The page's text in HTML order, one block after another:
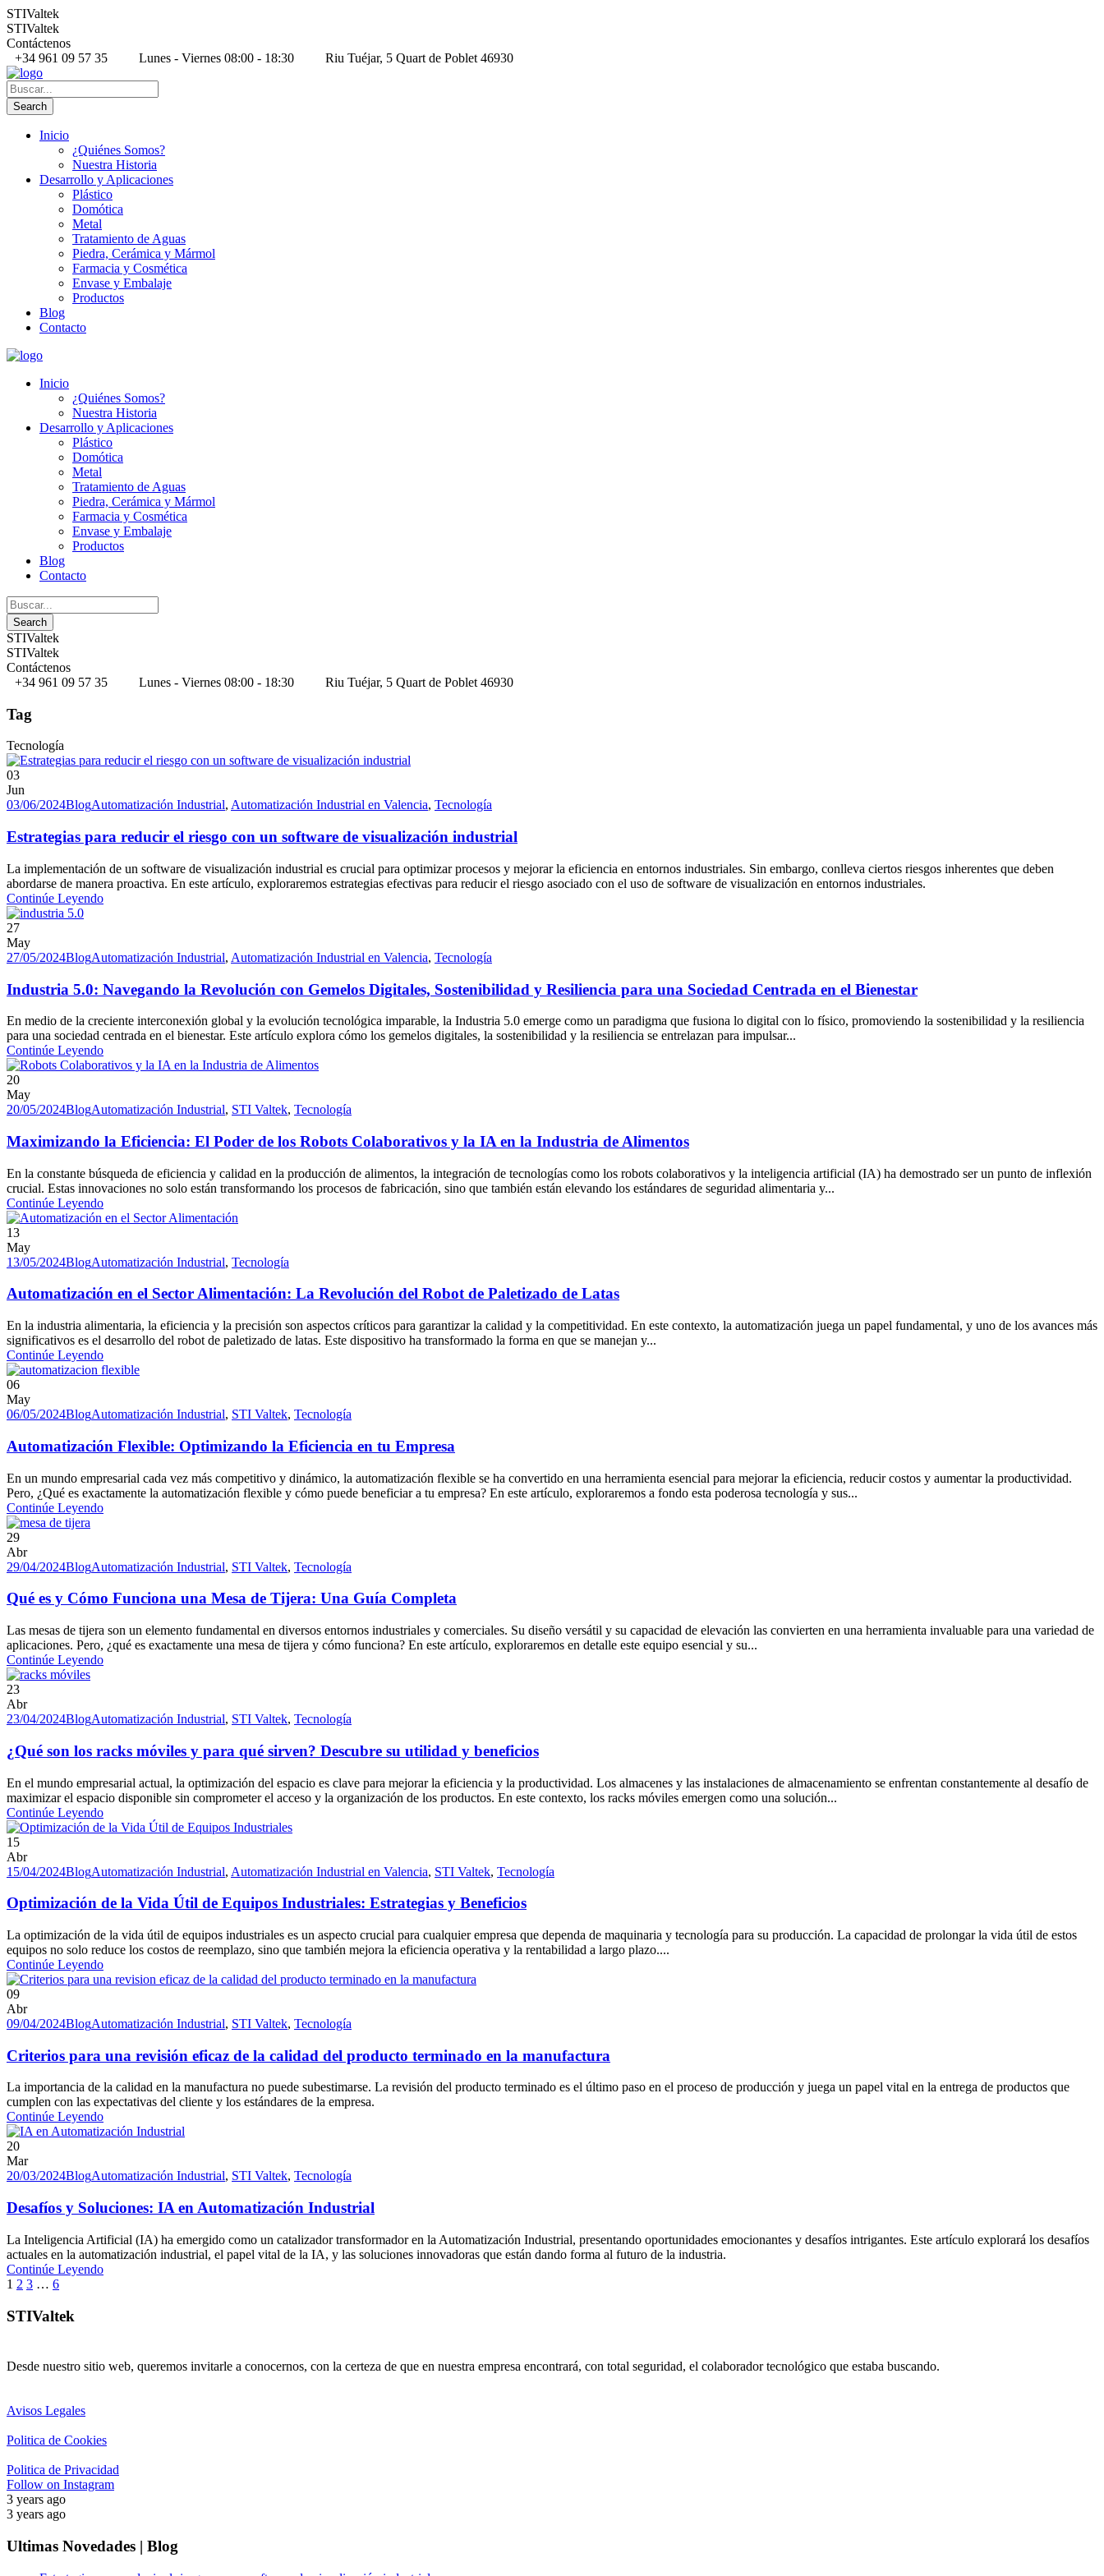
STIValtek
STIValtek
Contáctenos
+34 961 09 57 35
Lunes - Viernes 08:00 - 18:30 Riu Tuéjar, 5 Quart de Poblet 46930
Inicio
¿Quiénes Somos?
Nuestra Historia
Desarrollo y Aplicaciones
Plástico
Domótica
Metal
Tratamiento de Aguas
Piedra, Cerámica y Mármol
Farmacia y Cosmética
Envase y Embalaje
Productos
Blog
Contacto
Inicio
¿Quiénes Somos?
Nuestra Historia
Desarrollo y Aplicaciones
Plástico
Domótica
Metal
Tratamiento de Aguas
Piedra, Cerámica y Mármol
Farmacia y Cosmética
Envase y Embalaje
Productos
Blog
Contacto
STIValtek
STIValtek
Contáctenos
+34 961 09 57 35
Lunes - Viernes 08:00 - 18:30 Riu Tuéjar, 5 Quart de Poblet 46930
Tag
Tecnología
03
Jun
03/06/2024BlogAutomatización Industrial, Automatización Industrial en Valencia, Tecnología
Estrategias para reducir el riesgo con un software de visualización industrial
La implementación de un software de visualización industrial es crucial para optimizar procesos y mejorar la eficiencia en entornos industriales. Sin embargo, conlleva ciertos riesgos inherentes que deben
abordarse de manera proactiva. En este artículo, exploraremos estrategias efectivas para reducir el riesgo asociado con el uso de software de visualización en entornos industriales.
Continúe Leyendo
27
May
27/05/2024BlogAutomatización Industrial, Automatización Industrial en Valencia, Tecnología
Industria 5.0: Navegando la Revolución con Gemelos Digitales, Sostenibilidad y Resiliencia para una Sociedad Centrada en el Bienestar
En medio de la creciente interconexión global y la evolución tecnológica imparable, la Industria 5.0 emerge como un paradigma que fusiona lo digital con lo físico, promoviendo la sostenibilidad y la resiliencia
para una sociedad centrada en el bienestar. Este artículo explora cómo los gemelos digitales, la sostenibilidad y la resiliencia se entrelazan para impulsar...
Continúe Leyendo
20
May
20/05/2024BlogAutomatización Industrial, STI Valtek, Tecnología
Maximizando la Eficiencia: El Poder de los Robots Colaborativos y la IA en la Industria de Alimentos
En la constante búsqueda de eficiencia y calidad en la producción de alimentos, la integración de tecnologías como los robots colaborativos y la inteligencia artificial (IA) ha demostrado ser un punto de inflexión
crucial. Estas innovaciones no solo están transformando los procesos de fabricación, sino que también están elevando los estándares de seguridad alimentaria y...
Continúe Leyendo
13
May
13/05/2024BlogAutomatización Industrial, Tecnología
Automatización en el Sector Alimentación: La Revolución del Robot de Paletizado de Latas
En la industria alimentaria, la eficiencia y la precisión son aspectos críticos para garantizar la calidad y la competitividad. En este contexto, la automatización juega un papel fundamental, y uno de los avances más
significativos es el desarrollo del robot de paletizado de latas. Este dispositivo ha transformado la forma en que se manejan y...
Continúe Leyendo
06
May
06/05/2024BlogAutomatización Industrial, STI Valtek, Tecnología
Automatización Flexible: Optimizando la Eficiencia en tu Empresa
En un mundo empresarial cada vez más competitivo y dinámico, la automatización flexible se ha convertido en una herramienta esencial para mejorar la eficiencia, reducir costos y aumentar la productividad.
Pero, ¿Qué es exactamente la automatización flexible y cómo puede beneficiar a tu empresa? En este artículo, exploraremos a fondo esta poderosa tecnología y sus...
Continúe Leyendo
29
Abr
29/04/2024BlogAutomatización Industrial, STI Valtek, Tecnología
Qué es y Cómo Funciona una Mesa de Tijera: Una Guía Completa
Las mesas de tijera son un elemento fundamental en diversos entornos industriales y comerciales. Su diseño versátil y su capacidad de elevación las convierten en una herramienta invaluable para una variedad de
aplicaciones. Pero, ¿qué es exactamente una mesa de tijera y cómo funciona? En este artículo, exploraremos en detalle este equipo esencial y su...
Continúe Leyendo
23
Abr
23/04/2024BlogAutomatización Industrial, STI Valtek, Tecnología
¿Qué son los racks móviles y para qué sirven? Descubre su utilidad y beneficios
En el mundo empresarial actual, la optimización del espacio es clave para mejorar la eficiencia y la productividad. Los almacenes y las instalaciones de almacenamiento se enfrentan constantemente al desafío de
maximizar el espacio disponible sin comprometer el acceso y la organización de los productos. En este contexto, los racks móviles emergen como una solución...
Continúe Leyendo
15
Abr
15/04/2024BlogAutomatización Industrial, Automatización Industrial en Valencia, STI Valtek, Tecnología
Optimización de la Vida Útil de Equipos Industriales: Estrategias y Beneficios
La optimización de la vida útil de equipos industriales es un aspecto crucial para cualquier empresa que dependa de maquinaria y tecnología para su producción. La capacidad de prolongar la vida útil de estos
equipos no solo reduce los costos de reemplazo, sino que también mejora la eficiencia operativa y la rentabilidad a largo plazo....
Continúe Leyendo
09
Abr
09/04/2024BlogAutomatización Industrial, STI Valtek, Tecnología
Criterios para una revisión eficaz de la calidad del producto terminado en la manufactura
La importancia de la calidad en la manufactura no puede subestimarse. La revisión del producto terminado es el último paso en el proceso de producción y juega un papel vital en la entrega de productos que
cumplen con las expectativas del cliente y los estándares de la empresa.
Continúe Leyendo
20
Mar
20/03/2024BlogAutomatización Industrial, STI Valtek, Tecnología
Desafíos y Soluciones: IA en Automatización Industrial
La Inteligencia Artificial (IA) ha emergido como un catalizador transformador en la Automatización Industrial, presentando oportunidades emocionantes y desafíos intrigantes. Este artículo explorará los desafíos
actuales en la automatización industrial, el papel vital de la IA, y las soluciones innovadoras que están dando forma al futuro de la industria.
Continúe Leyendo
1 2 3 … 6
STIValtek
Desde nuestro sitio web, queremos invitarle a conocernos, con la certeza de que en nuestra empresa encontrará, con total seguridad, el colaborador tecnológico que estaba buscando.
Avisos Legales
Politica de Cookies
Politica de Privacidad
Follow on Instagram
3 years ago
3 years ago
Ultimas Novedades | Blog